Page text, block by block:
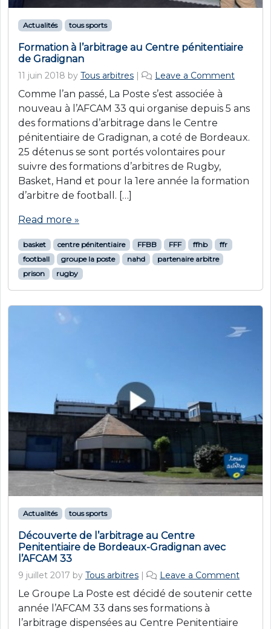
Actualités tous sports
Formation à l’arbitrage au Centre pénitentiaire
de Gradignan
11 juin 2018 by Tous arbitres | Leave a Comment
Comme l’an passé, La Poste s’est associée à
nouveau à l’AFCAM 33 qui organise depuis 5 ans
des formations d’arbitrage dans le Centre
pénitentiaire de Gradignan, a coté de Bordeaux.
25 détenus se sont portés volontaires pour
suivre des formations d’arbitres de Rugby,
Basket, Hand et pour la 1ere année la formation
d’arbitre de football. […]
Read more »
basket centre pénitentiaire FFBB FFF ffhb
ffr
football
groupe la poste nahd
partenaire arbitre
prison
rugby
Actualités tous sports
Découverte de l’arbitrage au Centre
Penitentiaire de Bordeaux-Gradignan avec
l’AFCAM 33
9 juillet 2017 by Tous arbitres | Leave a Comment
Le Groupe La Poste est décidé de soutenir cette
année l’AFCAM 33 dans ses formations à
l’arbitrage dispensées au Centre Penitentiaire